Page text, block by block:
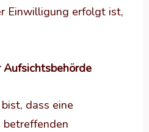
Einwilligung erfolgt ist,
Aufsichtsbehörde
dass eine
betreffenden